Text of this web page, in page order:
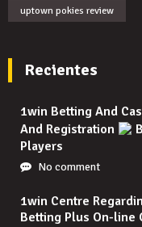
uptown pokies review
Recientes
1win Betting And
And Registration
Players
No comment
1win Centre
Betting Plus On-line